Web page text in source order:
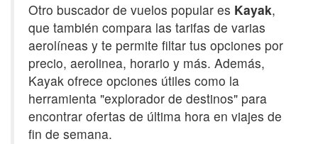
Otro buscador de vuelos popular es Kayak,
que también compara las tarifas de varias
aerolíneas y te permite filtar tus opciones por
precio, aerolinea, horario y más. Además,
Kayak ofrece opciones útiles como la
herramienta "explorador de destinos" para
encontrar ofertas de última hora en viajes de
fin de semana.